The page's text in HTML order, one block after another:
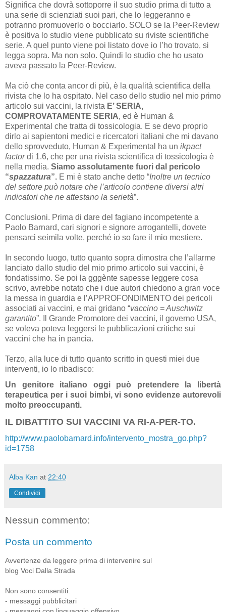
Significa che dovrà sottoporre il suo studio prima di tutto a
una serie di scienziati suoi pari, che lo leggeranno e
potranno promuoverlo o bocciarlo. SOLO se la Peer-Review
è positiva lo studio viene pubblicato su riviste scientifiche
serie. A quel punto viene poi listato dove io l’ho trovato, si
legga sopra. Ma non solo. Quindi lo studio che ho usato
aveva passato la Peer-Review.
Ma ciò che conta ancor di più, è la qualità scientifica della
rivista che lo ha ospitato. Nel caso dello studio nel mio primo
articolo sui vaccini, la rivista E’ SERIA,
COMPROVATAMENTE SERIA, ed è Human &
Experimental che tratta di tossicologia. E se devo proprio
dirlo ai sapientoni medici e ricercatori italiani che mi davano
dello sprovveduto, Human & Experimental ha un ikpact
factordi 1.6, che per una rivista scientifica di tossicologia è
nella media. Siamo assolutamente fuori dal pericolo
“spazzatura”. E mi è stato anche detto “Inoltre un tecnico
del settore può notare che l’articolo contiene diversi altri
indicatori che ne attestano la serietà”.
Conclusioni. Prima di dare del fagiano incompetente a
Paolo Barnard, cari signori e signore arrogantelli, dovete
pensarci seimila volte, perché io so fare il mio mestiere.
In secondo luogo, tutto quanto sopra dimostra che l’allarme
lanciato dallo studio del mio primo articolo sui vaccini, è
fondatissimo. Se poi la gggènte sapesse leggere cosa
scrivo, avrebbe notato che i due autori chiedono a gran voce
la messa in guardia e l’APPROFONDIMENTO dei pericoli
associati ai vaccini, e mai gridano “vaccino = Auschwitz
garantito”. Il Grande Promotore dei vaccini, il governo USA,
se voleva poteva leggersi le pubblicazioni critiche sui
vaccini che ha in pancia.
Terzo, alla luce di tutto quanto scritto in questi miei due
interventi, io lo ribadisco:
Un genitore italiano oggi può pretendere la libertà
terapeutica per i suoi bimbi, vi sono evidenze autorevoli
molto preoccupanti.
IL DIBATTITO SUI VACCINI VA RI-A-PER-TO.
http://www.paolobarnard.info/intervento_mostra_go.php?
id=1758
Alba Kan at 22:40
Condividi
Nessun commento:
Posta un commento
Avvertenze da leggere prima di intervenire sul
blog Voci Dalla Strada
Non sono consentiti:
- messaggi pubblicitari